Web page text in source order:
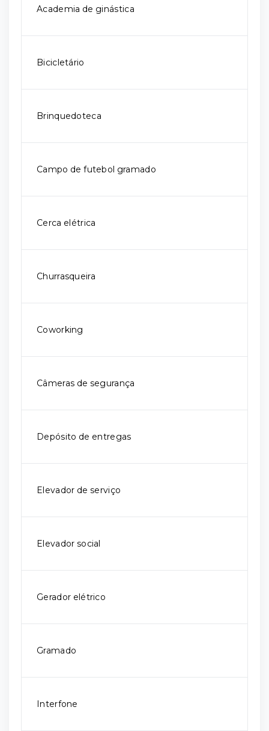
Academia de ginástica
Bicicletário
Brinquedoteca
Campo de futebol gramado
Cerca elétrica
Churrasqueira
Coworking
Câmeras de segurança
Depósito de entregas
Elevador de serviço
Elevador social
Gerador elétrico
Gramado
Interfone